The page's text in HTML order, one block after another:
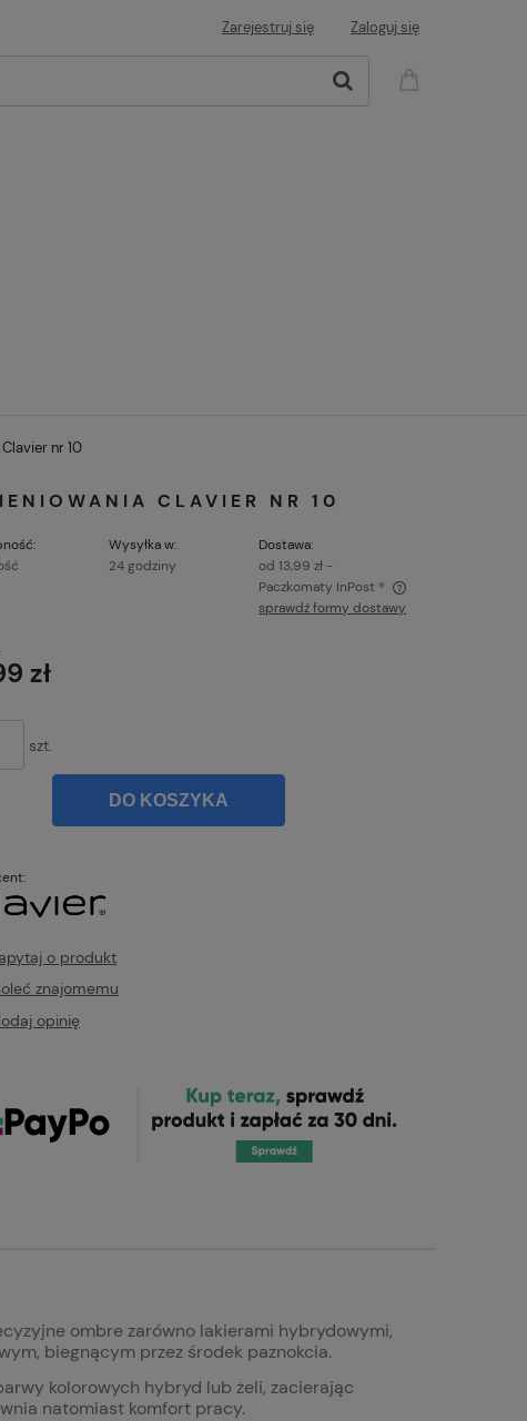
Zarejestruj się Zaloguj się
nr 10
CLAVIER NR 10
Wysyłka w:
24 godziny
Dostawa:
od 13,99 zł -
Paczkomaty InPost ®
sprawdź formy dostawy
zł
szt.
DO KOSZYKA
o produkt
znajomemu
opinię
ombre zarówno lakierami hybrydowymi,
biegnącym przez środek paznokcia.
kolorowych hybryd lub żeli, zacierając
natomiast komfort pracy.